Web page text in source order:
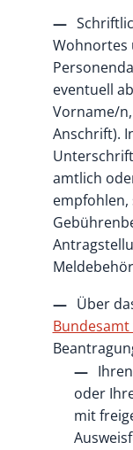
Wohnortes
eventuell
Vorname/
Anschrift).
amtlich
empfohlen,
Über
Bundesamt
oder
mit